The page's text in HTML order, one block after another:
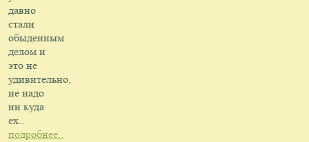
давно
стали
обыденным
делом и
это не
удивительно,
не надо
ни куда
ех..
подробнее..